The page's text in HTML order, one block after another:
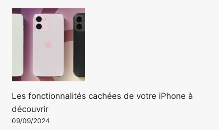
Les fonctionnalités cachées de votre iPhone à
découvrir
09/09/2024